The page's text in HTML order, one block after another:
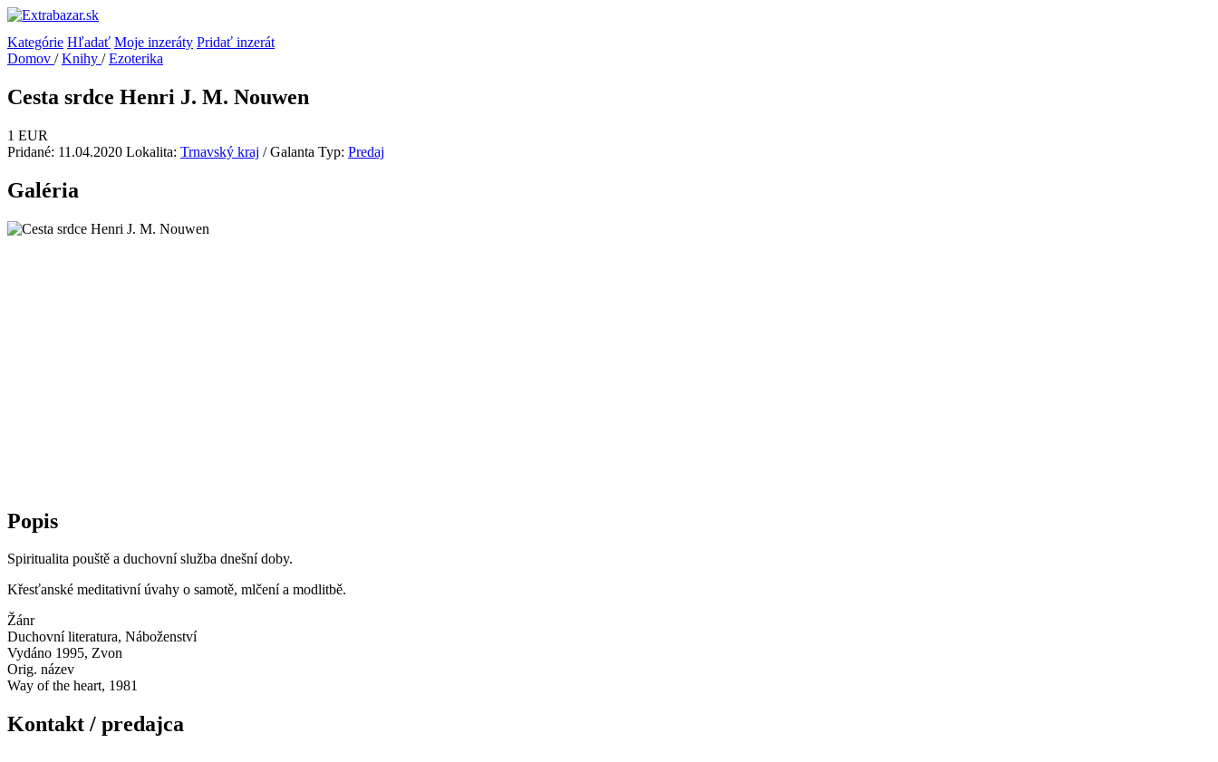
Kategórie Hľadať Moje inzeráty Pridať inzerát
Domov / Knihy / Ezoterika
Cesta srdce Henri J. M. Nouwen
1 EUR
Pridané: 11.04.2020 Lokalita: Trnavský kraj / Galanta Typ: Predaj
Galéria
Popis
Spiritualita pouště a duchovní služba dnešní doby.
Křesťanské meditativní úvahy o samotě, mlčení a modlitbě.
Žánr
Duchovní literatura, Náboženství
Vydáno 1995, Zvon
Orig. název
Way of the heart, 1981
Kontakt / predajca